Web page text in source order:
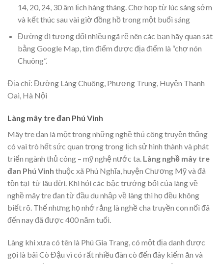
14, 20, 24, 30 âm lịch hàng tháng. Chợ họp từ lúc sáng sớm
và kết thúc sau vài giờ đồng hồ trong một buổi sáng
Đường đi tương đối nhiều ngã rẽ nên các bạn hãy quan sát
bằng Google Map, tìm điểm được địa điểm là “chợ nón
Chuông”.
Địa chỉ: Đường Làng Chuông, Phương Trung, Huyện Thanh
Oai, Hà Nội
Làng mây tre đan Phú Vinh
Mây tre đan là một trong những nghề thủ công truyền thống
có vai trò hết sức quan trọng trong lịch sử hình thành và phát
triển ngành thủ công – mỹ nghệ nước ta. Làng nghề mây tre
đan Phú Vinh thuộc xã Phú Nghĩa, huyện Chương Mỹ và đã
tồn tại từ lâu đời. Khi hỏi các bậc trưởng bối của làng về
nghề mây tre đan từ đầu du nhập về làng thì họ đều không
biết rõ. Thế nhưng họ nhớ rằng là nghề cha truyền con nối đã
đến nay đã được 400 năm tuổi.
Làng khi xưa có tên là Phú Gia Trang, có một địa danh được
gọi là bãi Cò Đậu vì có rất nhiều đàn cò đến đây kiếm ăn và